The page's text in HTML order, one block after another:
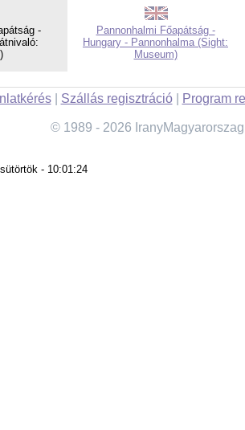
-
Pannonhalmi Főapátság -
Hungary - Pannonhalma (Sight:
Museum)
| Szállás regisztráció| Program
© 1989 - 2026
- 10:01:24